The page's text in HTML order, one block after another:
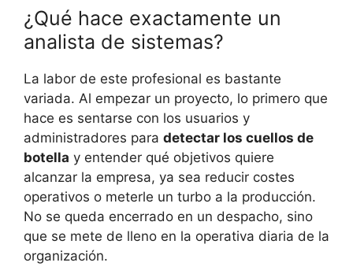
¿Qué hace exactamente un
analista de sistemas?
La labor de este profesional es bastante
variada. Al empezar un proyecto, lo primero que
hace es sentarse con los usuarios y
administradores para detectar los cuellos de
botella y entender qué objetivos quiere
alcanzar la empresa, ya sea reducir costes
operativos o meterle un turbo a la producción.
No se queda encerrado en un despacho, sino
que se mete de lleno en la operativa diaria de la
organización.